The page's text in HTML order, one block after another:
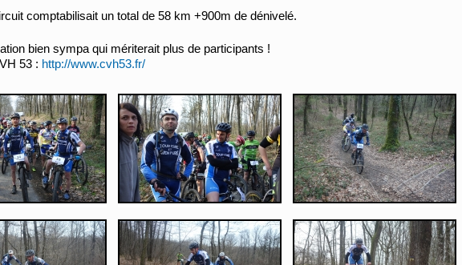
comptabilisait un total de 58 km +900m de dénivelé.
bien sympa qui mériterait plus de participants !
53 : http://www.cvh53.fr/